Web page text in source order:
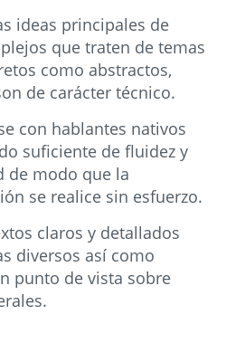
ideas principales de
que traten de temas
como abstractos,
de carácter técnico.
con hablantes nativos
suficiente de fluidez y
de modo que la
se realice sin esfuerzo.
claros y detallados
diversos así como
punto de vista sobre